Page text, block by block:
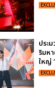
ประ
ริมห
ใหญ่